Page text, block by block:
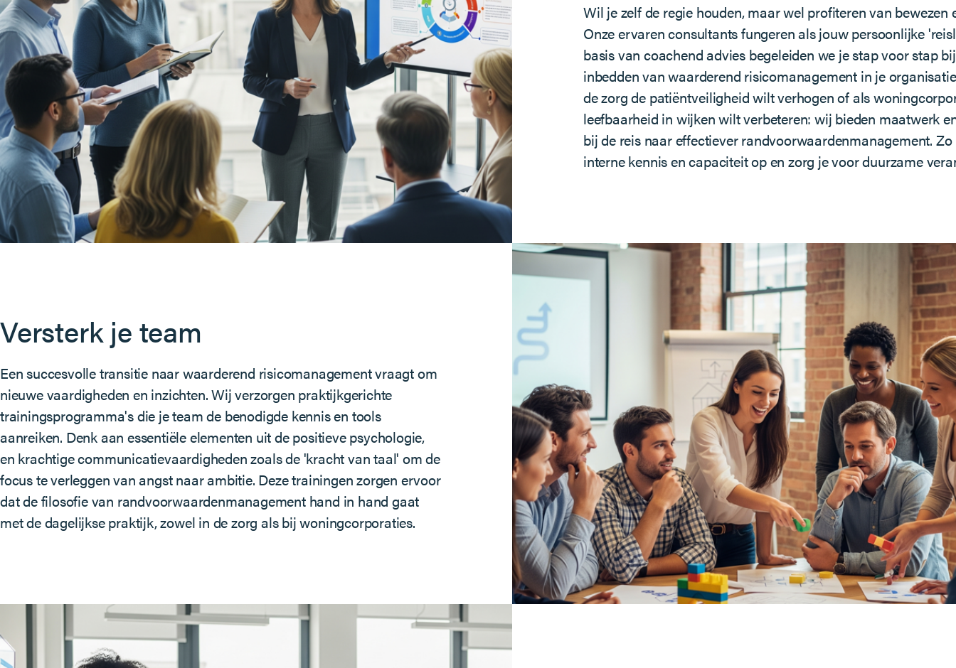
Wil je zelf de regie houden, maar wel profiteren van bewezen
Onze ervaren consultants fungeren als jouw persoonlijke
basis van coachend advies begeleiden we je stap voor stap
inbedden van waarderend risicomanagement in je
de zorg de patiëntveiligheid wilt verhogen of als
leefbaarheid in wijken wilt verbeteren: wij bieden maatwerk
bij de reis naar effectiever randvoorwaardenmanagement.
interne kennis en capaciteit op en zorg je voor duurzame
Versterk je team
Een succesvolle transitie naar waarderend risicomanagement vraagt om
nieuwe vaardigheden en inzichten. Wij verzorgen praktijkgerichte
trainingsprogramma's die je team de benodigde kennis en tools
aanreiken. Denk aan essentiële elementen uit de positieve psychologie,
en krachtige communicatievaardigheden zoals de 'kracht van taal' om de
focus te verleggen van angst naar ambitie. Deze trainingen zorgen ervoor
dat de filosofie van randvoorwaardenmanagement hand in hand gaat
met de dagelijkse praktijk, zowel in de zorg als bij woningcorporaties.